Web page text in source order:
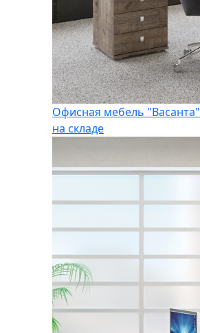
Офисная мебель "Васанта"
на складе